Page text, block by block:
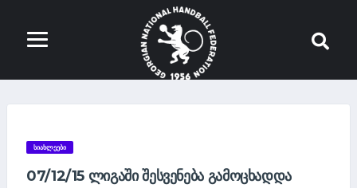
ᲡᲘᲐᲮᲚᲔᲔᲑᲘ
07/12/15 ᲚᲘᲒᲐᲨᲘ ᲨᲔᲡᲕᲔᲜᲔᲑᲐ ᲒᲐᲛᲝᲪᲮᲐᲓᲓᲐ